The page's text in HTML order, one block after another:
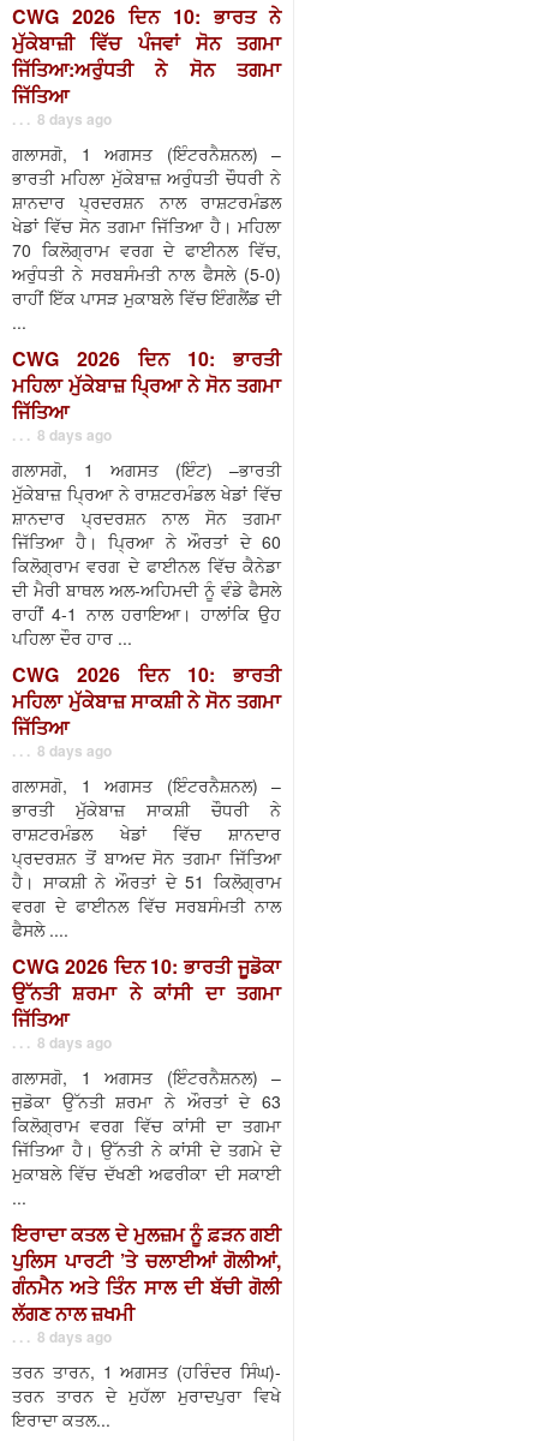
CWG 2026 ਦਿਨ 10: ਭਾਰਤ ਨੇ
ਮੁੱਕੇਬਾਜ਼ੀ ਵਿੱਚ ਪੰਜਵਾਂ ਸੋਨ ਤਗਮਾ
ਜਿੱਤਿਆ:ਅਰੁੰਧਤੀ ਨੇ ਸੋਨ ਤਗਮਾ
ਜਿੱਤਿਆ
. . . 8 days ago
ਗਲਾਸਗੋ, 1 ਅਗਸਤ (ਇੰਟਰਨੈਸ਼ਨਲ) –
ਭਾਰਤੀ ਮਹਿਲਾ ਮੁੱਕੇਬਾਜ਼ ਅਰੁੰਧਤੀ ਚੌਧਰੀ ਨੇ
ਸ਼ਾਨਦਾਰ ਪ੍ਰਦਰਸ਼ਨ ਨਾਲ ਰਾਸ਼ਟਰਮੰਡਲ
ਖੇਡਾਂ ਵਿੱਚ ਸੋਨ ਤਗਮਾ ਜਿੱਤਿਆ ਹੈ। ਮਹਿਲਾ
70 ਕਿਲੋਗ੍ਰਾਮ ਵਰਗ ਦੇ ਫਾਈਨਲ ਵਿੱਚ,
ਅਰੁੰਧਤੀ ਨੇ ਸਰਬਸੰਮਤੀ ਨਾਲ ਫੈਸਲੇ (5-0)
ਰਾਹੀਂ ਇੱਕ ਪਾਸੜ ਮੁਕਾਬਲੇ ਵਿੱਚ ਇੰਗਲੈਂਡ ਦੀ
...
CWG 2026 ਦਿਨ 10: ਭਾਰਤੀ
ਮਹਿਲਾ ਮੁੱਕੇਬਾਜ਼ ਪ੍ਰਿਆ ਨੇ ਸੋਨ ਤਗਮਾ
ਜਿੱਤਿਆ
. . . 8 days ago
ਗਲਾਸਗੋ, 1 ਅਗਸਤ (ਇੰਟ) –ਭਾਰਤੀ
ਮੁੱਕੇਬਾਜ਼ ਪ੍ਰਿਆ ਨੇ ਰਾਸ਼ਟਰਮੰਡਲ ਖੇਡਾਂ ਵਿੱਚ
ਸ਼ਾਨਦਾਰ ਪ੍ਰਦਰਸ਼ਨ ਨਾਲ ਸੋਨ ਤਗਮਾ
ਜਿੱਤਿਆ ਹੈ। ਪ੍ਰਿਆ ਨੇ ਔਰਤਾਂ ਦੇ 60
ਕਿਲੋਗ੍ਰਾਮ ਵਰਗ ਦੇ ਫਾਈਨਲ ਵਿੱਚ ਕੈਨੇਡਾ
ਦੀ ਮੈਰੀ ਬਾਥਲ ਅਲ-ਅਹਿਮਦੀ ਨੂੰ ਵੰਡੇ ਫੈਸਲੇ
ਰਾਹੀਂ 4-1 ਨਾਲ ਹਰਾਇਆ। ਹਾਲਾਂਕਿ ਉਹ
ਪਹਿਲਾ ਦੌਰ ਹਾਰ ...
CWG 2026 ਦਿਨ 10: ਭਾਰਤੀ
ਮਹਿਲਾ ਮੁੱਕੇਬਾਜ਼ ਸਾਕਸ਼ੀ ਨੇ ਸੋਨ ਤਗਮਾ
ਜਿੱਤਿਆ
. . . 8 days ago
ਗਲਾਸਗੋ, 1 ਅਗਸਤ (ਇੰਟਰਨੈਸ਼ਨਲ) –
ਭਾਰਤੀ ਮੁੱਕੇਬਾਜ਼ ਸਾਕਸ਼ੀ ਚੌਧਰੀ ਨੇ
ਰਾਸ਼ਟਰਮੰਡਲ ਖੇਡਾਂ ਵਿੱਚ ਸ਼ਾਨਦਾਰ
ਪ੍ਰਦਰਸ਼ਨ ਤੋਂ ਬਾਅਦ ਸੋਨ ਤਗਮਾ ਜਿੱਤਿਆ
ਹੈ। ਸਾਕਸ਼ੀ ਨੇ ਔਰਤਾਂ ਦੇ 51 ਕਿਲੋਗ੍ਰਾਮ
ਵਰਗ ਦੇ ਫਾਈਨਲ ਵਿੱਚ ਸਰਬਸੰਮਤੀ ਨਾਲ
ਫੈਸਲੇ ....
CWG 2026 ਦਿਨ 10: ਭਾਰਤੀ ਜੂਡੋਕਾ
ਉੱਨਤੀ ਸ਼ਰਮਾ ਨੇ ਕਾਂਸੀ ਦਾ ਤਗਮਾ
ਜਿੱਤਿਆ
. . . 8 days ago
ਗਲਾਸਗੋ, 1 ਅਗਸਤ (ਇੰਟਰਨੈਸ਼ਨਲ) –
ਜੁਡੋਕਾ ਉੱਨਤੀ ਸ਼ਰਮਾ ਨੇ ਔਰਤਾਂ ਦੇ 63
ਕਿਲੋਗ੍ਰਾਮ ਵਰਗ ਵਿੱਚ ਕਾਂਸੀ ਦਾ ਤਗਮਾ
ਜਿੱਤਿਆ ਹੈ। ਉੱਨਤੀ ਨੇ ਕਾਂਸੀ ਦੇ ਤਗਮੇ ਦੇ
ਮੁਕਾਬਲੇ ਵਿੱਚ ਦੱਖਣੀ ਅਫਰੀਕਾ ਦੀ ਸਕਾਈ
...
ਇਰਾਦਾ ਕਤਲ ਦੇ ਮੁਲਜ਼ਮ ਨੂੰ ਫ਼ੜਨ ਗਈ
ਪੁਲਿਸ ਪਾਰਟੀ ’ਤੇ ਚਲਾਈਆਂ ਗੋਲੀਆਂ,
ਗੰਨਮੈਨ ਅਤੇ ਤਿੰਨ ਸਾਲ ਦੀ ਬੱਚੀ ਗੋਲੀ
ਲੱਗਣ ਨਾਲ ਜ਼ਖਮੀ
. . . 8 days ago
ਤਰਨ ਤਾਰਨ, 1 ਅਗਸਤ (ਹਰਿੰਦਰ ਸਿੰਘ)-
ਤਰਨ ਤਾਰਨ ਦੇ ਮੁਹੱਲਾ ਮੁਰਾਦਪੁਰਾ ਵਿਖੇ
ਇਰਾਦਾ ਕਤਲ...